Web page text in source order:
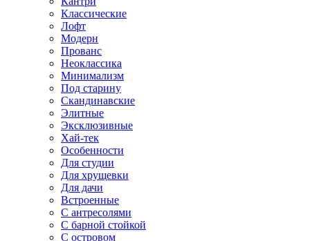
Классические
Лофт
Модерн
Прованс
Неоклассика
Минимализм
Под старину
Скандинавские
Элитные
Эксклюзивные
Хай-тек
Особенности
Для студии
Для хрущевки
Для дачи
Встроенные
С антресолями
С барной стойкой
С островом